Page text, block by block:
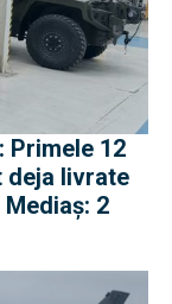
Primele 12
deja livrate
2